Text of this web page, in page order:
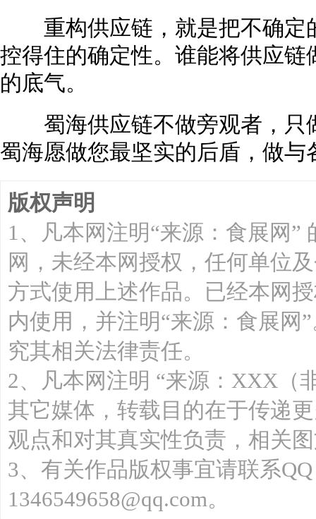
重构供应链，就是把不确定
控得住的确定性。谁能将供应
的底气。
蜀海供应链不做旁观者，只
蜀海愿做您最坚实的后盾，做与
版权声明
1、凡本网注明“来源：食展网”
网，未经本网授权，任何单位
方式使用上述作品。已经本网
内使用，并注明“来源：食展网
究其相关法律责任。
2、凡本网注明 “来源：XXX（
其它媒体，转载目的在于传递
观点和对其真实性负责，相关
3、有关作品版权事宜请联系
1346549658@qq.com。